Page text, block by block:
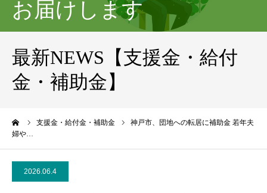
お届けします
最新NEWS【支援金・給付
金・補助金】
支援金・給付金・補助金
神戸市、団地への転居に補助金 若年夫
婦や…
2026.06.4